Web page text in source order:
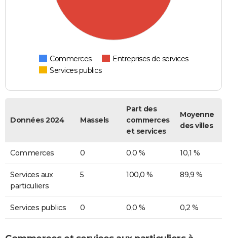
Commerces
Entreprises de services
Services publics
Données 2024 Massels
Part des
commerces
et services
Moyenne
des villes
Commerces 0 0,0 % 10,1 %
Services aux
particuliers
5 100,0 % 89,9 %
Services publics 0 0,0 % 0,2 %